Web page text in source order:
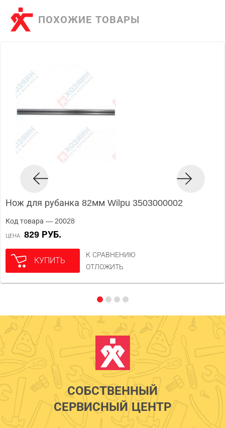
ПОХОЖИЕ ТОВАРЫ
Нож для рубанка 82мм Wilpu 3503000002
Код товара — 20028
ЦЕНА 829 РУБ.
КУПИТЬ
К СРАВНЕНИЮ
ОТЛОЖИТЬ
СОБСТВЕННЫЙ
СЕРВИСНЫЙ ЦЕНТР